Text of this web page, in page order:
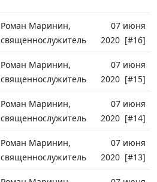
Роман Маринин,
священнослужитель
07 июня
2020 [#16]
Роман Маринин,
священнослужитель
07 июня
2020 [#15]
Роман Маринин,
священнослужитель
07 июня
2020 [#14]
Роман Маринин,
священнослужитель
07 июня
2020 [#13]